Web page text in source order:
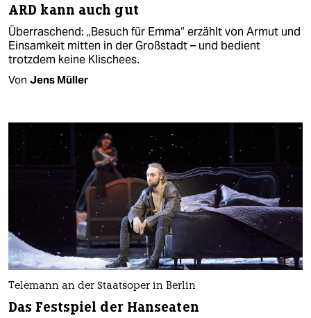
ARD kann auch gut
Überraschend: „Besuch für Emma“ erzählt von Armut und
Einsamkeit mitten in der Großstadt – und bedient
trotzdem keine Klischees.
Von Jens Müller
Telemann an der Staatsoper in Berlin
Das Festspiel der Hanseaten